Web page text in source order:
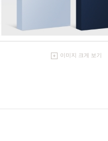
이미지 크게 보기